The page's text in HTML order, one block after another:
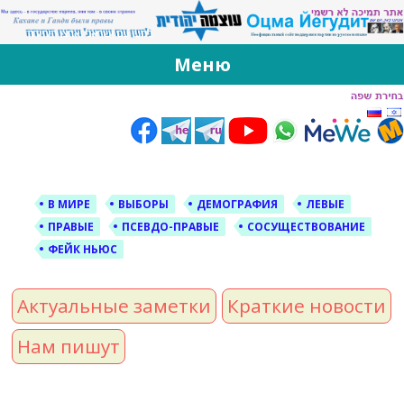
За Оцма Йегудит
עוצמה יהודית ברוסית ובעברית
Меню
В МИРЕ ВЫБОРЫ ДЕМОГРАФИЯ
ЛЕВЫЕ
ПРАВЫЕ
ПСЕВДО-ПРАВЫЕ
СОСУЩЕСТВОВАНИЕ
ФЕЙК НЬЮС
Актуальные заметки
Краткие новости
Нам пишут